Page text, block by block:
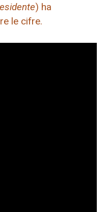
) ha
le cifre.